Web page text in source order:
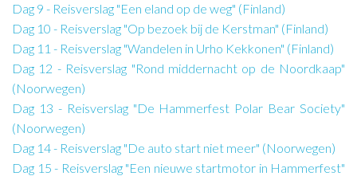
Dag 9 - Reisverslag "Een eland op de weg" (Finland)
Dag 10 - Reisverslag "Op bezoek bij de Kerstman" (Finland)
Dag 11 - Reisverslag "Wandelen in Urho Kekkonen" (Finland)
Dag 12 - Reisverslag "Rond middernacht op de Noordkaap"
(Noorwegen)
Dag 13 - Reisverslag "De Hammerfest Polar Bear Society"
(Noorwegen)
Dag 14 - Reisverslag "De auto start niet meer" (Noorwegen)
Dag 15 - Reisverslag "Een nieuwe startmotor in Hammerfest"